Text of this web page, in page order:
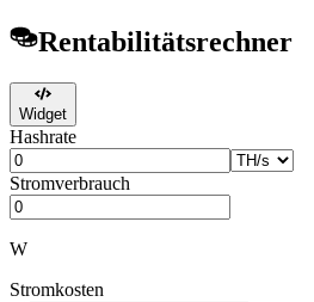
Rentabilitätsrechner
Widget
Hashrate
Stromverbrauch
W
Stromkosten